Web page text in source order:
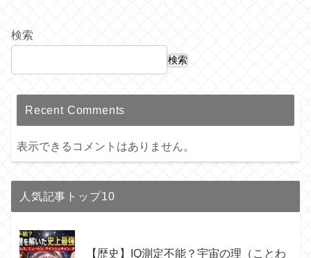
検索
検索
Recent Comments
表示できるコメントはありません。
人気記事トップ10
【歴史】IQ測定不能？宇宙の理（ことわ